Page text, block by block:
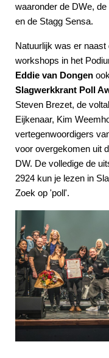
waaronder de DWe,
en de Stagg Sensa.
Natuurlijk was er
workshops in het
Eddie van Dongen
Slagwerkkrant Poll
Steven Brezet, de
Eijkenaar, Kim
vertegenwoordigers
voor overgekomen uit
DW. De volledige de
2924 kun je lezen in
Zoek op 'poll'.